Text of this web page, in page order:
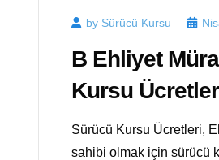
by Sürücü Kursu
B Ehliyet
Kursu
Sürücü Kursu Ücretleri,
sahibi olmak için sürücü